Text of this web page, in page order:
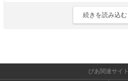
続きを読み込む
ぴあ関連サイト